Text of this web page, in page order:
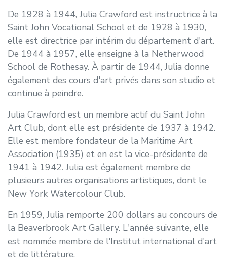
De 1928 à 1944, Julia Crawford est instructrice à la
Saint John Vocational School et de 1928 à 1930,
elle est directrice par intérim du département d'art.
De 1944 à 1957, elle enseigne à la Netherwood
School de Rothesay. À partir de 1944, Julia donne
également des cours d'art privés dans son studio et
continue à peindre.
Julia Crawford est un membre actif du Saint John
Art Club, dont elle est présidente de 1937 à 1942.
Elle est membre fondateur de la Maritime Art
Association (1935) et en est la vice-présidente de
1941 à 1942. Julia est également membre de
plusieurs autres organisations artistiques, dont le
New York Watercolour Club.
En 1959, Julia remporte 200 dollars au concours de
la Beaverbrook Art Gallery. L'année suivante, elle
est nommée membre de l'Institut international d'art
et de littérature.